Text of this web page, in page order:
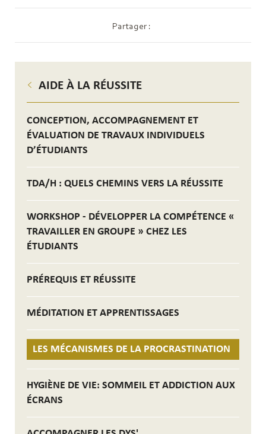
AIDE À LA RÉUSSITE
CONCEPTION, ACCOMPAGNEMENT ET
ÉVALUATION DE TRAVAUX INDIVIDUELS
D’ÉTUDIANTS
TDA/H : QUELS CHEMINS VERS LA RÉUSSITE
WORKSHOP - DÉVELOPPER LA COMPÉTENCE «
TRAVAILLER EN GROUPE » CHEZ LES
ÉTUDIANTS
PRÉREQUIS ET RÉUSSITE
MÉDITATION ET APPRENTISSAGES
LES MÉCANISMES DE LA PROCRASTINATION
HYGIÈNE DE VIE: SOMMEIL ET ADDICTION AUX
ÉCRANS
Partager :